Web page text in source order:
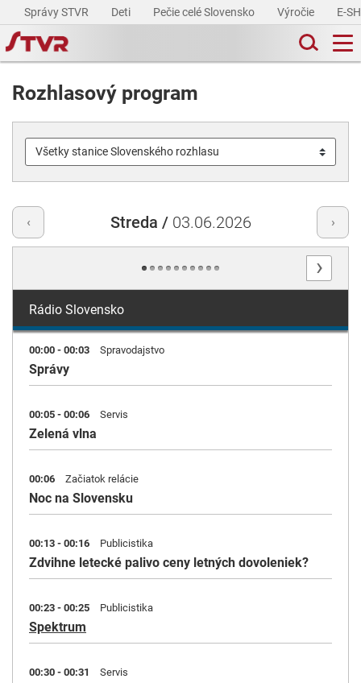
Správy STVR Deti Pečie celé Slovensko Výročie E-
Rozhlasový program
‹ Streda / 03.06.2026 ›
›
Rádio Slovensko
00:00 - 00:03 Spravodajstvo
Správy
00:05 - 00:06 Servis
Zelená vlna
00:06 Začiatok relácie
Noc na Slovensku
00:13 - 00:16 Publicistika
Zdvihne letecké palivo ceny letných dovoleniek?
00:23 - 00:25 Publicistika
Spektrum
00:30 - 00:31 Servis